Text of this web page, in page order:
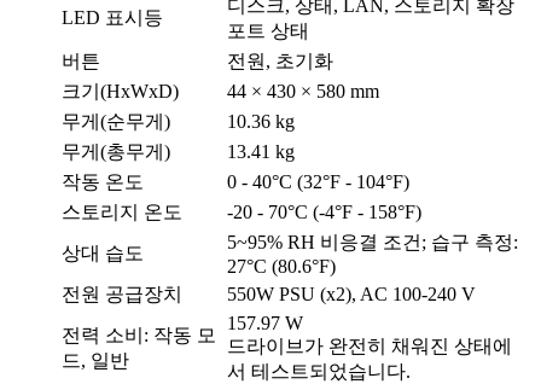
LED 표시등
디스크, 상태, LAN, 스토리지 확장
포트 상태
버튼
전원, 초기화
크기(HxWxD)
44 × 430 × 580 mm
무게(순무게)
10.36 kg
무게(총무게)
13.41 kg
작동 온도
0 - 40°C (32°F - 104°F)
스토리지 온도
-20 - 70°C (-4°F - 158°F)
상대 습도
5~95% RH 비응결 조건; 습구 측정:
27°C (80.6°F)
전원 공급장치
550W PSU (x2), AC 100-240 V
전력 소비: 작동 모
드, 일반
157.97 W
드라이브가 완전히 채워진 상태에
서 테스트되었습니다.